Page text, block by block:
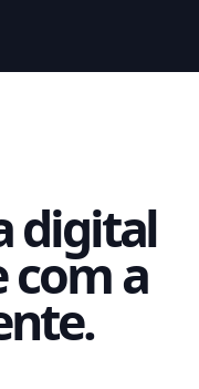
digital
com a